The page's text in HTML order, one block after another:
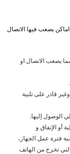
يصعب فيها الاتصال
يصعب الاتصال او
قادر على تلبية
الوصول إليها.
الإنفاق و
فترة عمل الجهاز،
تخرج من الهاتف